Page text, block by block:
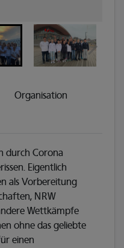
Organisation
durch Corona
Eigentlich
als Vorbereitung
NRW
Wettkämpfe
ohne das geliebte
einen